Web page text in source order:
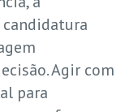
Agir com
para